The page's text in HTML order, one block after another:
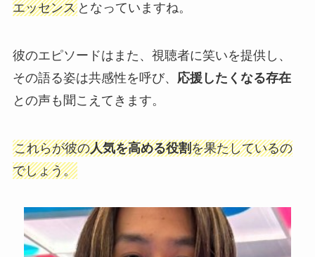
エッセンスとなっていますね。
彼のエピソードはまた、視聴者に笑いを提供し、
その語る姿は共感性を呼び、 応援したくなる存在
との声も聞こえてきます。
これらが彼の人気を高める役割を果たしているの
でしょう。